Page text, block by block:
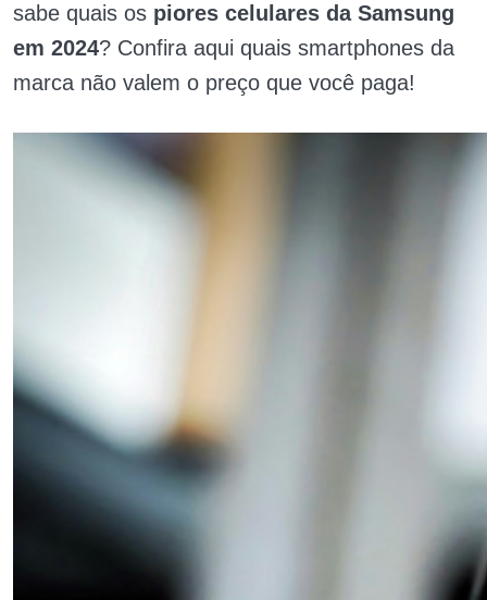
sabe quais os piores celulares da Samsung
em 2024? Confira aqui quais smartphones da
marca não valem o preço que você paga!